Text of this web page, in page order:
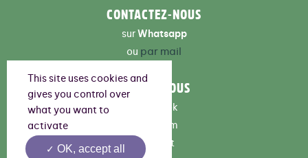
CONTACTEZ-NOUS
sur Whatsapp
ou par mail
SUIVEZ-NOUS
Facebook
Instagram
Pinterest
This site uses cookies and
gives you control over
what you want to
activate
OK, accept all